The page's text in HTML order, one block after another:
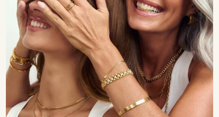
Youtube
TikTok
X(Twitter)